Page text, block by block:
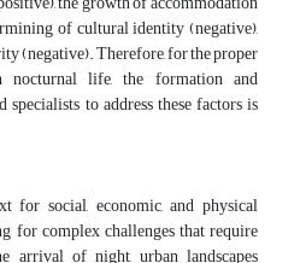
of cultural identity (negative),
(negative). Therefore, for the proper
nocturnal life, the formation and
to address these factors is
for social, economic, and physical
for complex challenges that require